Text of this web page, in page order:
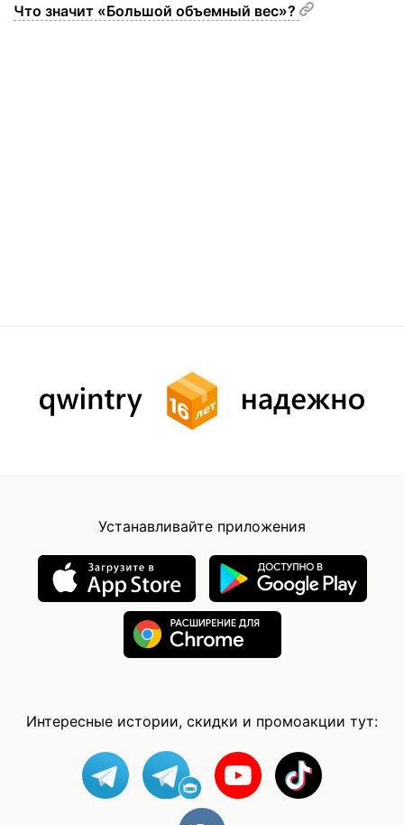
Что значит «Большой объемный вес»?
Устанавливайте приложения
Интересные истории, скидки и промоакции тут: